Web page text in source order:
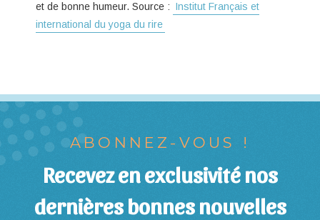
et de bonne humeur. Source : Institut Français et
international du yoga du rire
ABONNEZ-VOUS !
Recevez en exclusivité nos
dernières bonnes nouvelles